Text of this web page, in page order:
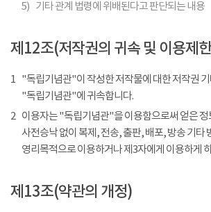
5) 기타 관계 법령에 위배된다고 판단되는 내용
제12조(저작권의 귀속 및 이용제
1 "독립기념관"이 작성한 저작물에 대한 저작권
"독립기념관"에 귀속합니다.
2 이용자는 "독립기념관"을 이용함으로써 얻은
사전승낙 없이 복제, 전송, 출판, 배포, 방송 기타
영리목적으로 이용하거나 제3자에게 이용하게
제13조(약관의 개정)